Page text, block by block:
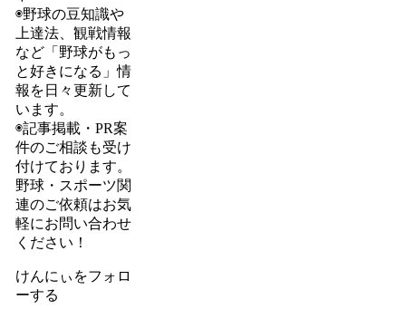
◉野球の豆知識や
上達法、観戦情報
など「野球がもっ
と好きになる」情
報を日々更新して
います。
◉記事掲載・PR案
件のご相談も受け
付けております。
野球・スポーツ関
連のご依頼はお気
軽にお問い合わせ
ください！
けんにぃをフォロ
ーする